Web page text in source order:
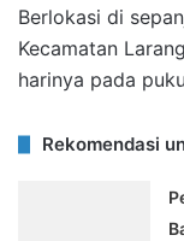
Berlokasi di
Kecamatan
harinya pada
Rekomendasi